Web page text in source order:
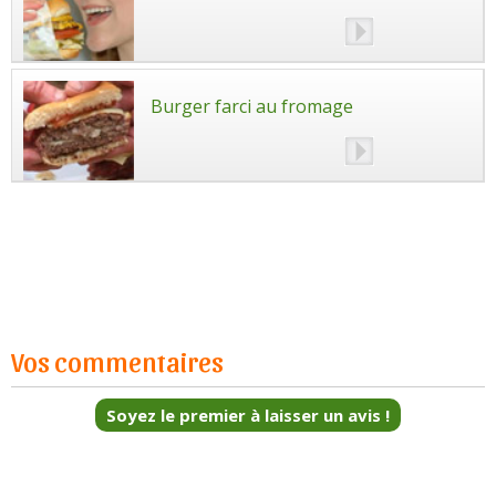
Burger farci au fromage
Vos commentaires
Soyez le premier à laisser un avis !